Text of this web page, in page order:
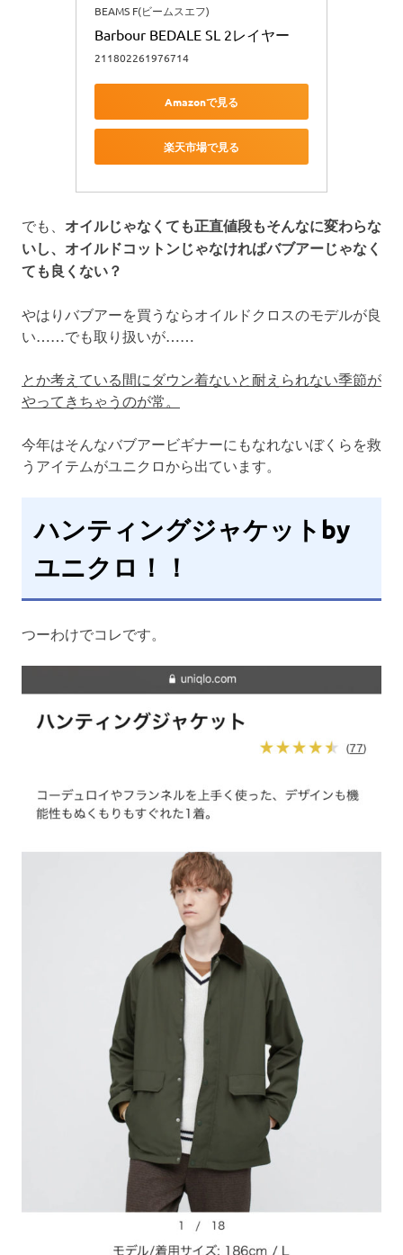
BEAMS F(ビームスエフ)
Barbour BEDALE SL 2レイヤー
211802261976714
Amazonで見る
楽天市場で見る
でも、 オイルじゃなくても正直値段もそんなに変わらな
いし、オイルドコットンじゃなければバブアーじゃなく
ても良くない？
やはりバブアーを買うならオイルドクロスのモデルが良
い……でも取り扱いが……
とか考えている間にダウン着ないと耐えられない季節が
やってきちゃうのが常。
今年はそんなバブアービギナーにもなれないぼくらを救
うアイテムがユニクロから出ています。
ハンティングジャケットby
ユニクロ！！
つーわけでコレです。